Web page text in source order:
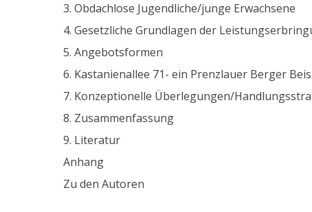
3. Obdachlose Jugendliche/junge Erwachsene
4. Gesetzliche Grundlagen der
5. Angebotsformen
6. Kastanienallee 71- ein Prenzlauer Berger
7. Konzeptionelle Überlegungen/
8. Zusammenfassung
9. Literatur
Anhang
Zu den Autoren